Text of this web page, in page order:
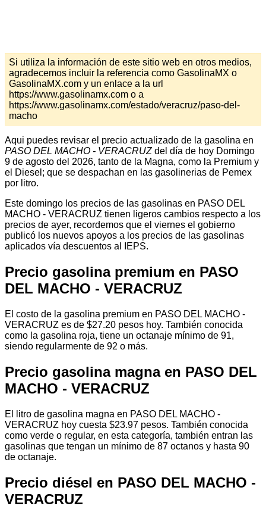
Si utiliza la información de este sitio web en otros medios,
agradecemos incluir la referencia como GasolinaMX o
GasolinaMX.com y un enlace a la url
https://www.gasolinamx.com o a
https://www.gasolinamx.com/estado/veracruz/paso-del-
macho
Aqui puedes revisar el precio actualizado de la gasolina en
PASO DEL MACHO - VERACRUZdel día de hoy Domingo
9 de agosto del 2026, tanto de la Magna, como la Premium y
el Diesel; que se despachan en las gasolinerias de Pemex
por litro.
Este domingo los precios de las gasolinas en PASO DEL
MACHO - VERACRUZ tienen ligeros cambios respecto a los
precios de ayer, recordemos que el viernes el gobierno
publicó los nuevos apoyos a los precios de las gasolinas
aplicados vía descuentos al IEPS.
Precio gasolina premium en PASO
DEL MACHO - VERACRUZ
El costo de la gasolina premium en PASO DEL MACHO -
VERACRUZ es de $27.20 pesos hoy. También conocida
como la gasolina roja, tiene un octanaje mínimo de 91,
siendo regularmente de 92 o más.
Precio gasolina magna en PASO DEL
MACHO - VERACRUZ
El litro de gasolina magna en PASO DEL MACHO -
VERACRUZ hoy cuesta $23.97 pesos. También conocida
como verde o regular, en esta categoría, también entran las
gasolinas que tengan un mínimo de 87 octanos y hasta 90
de octanaje.
Precio diésel en PASO DEL MACHO -
VERACRUZ